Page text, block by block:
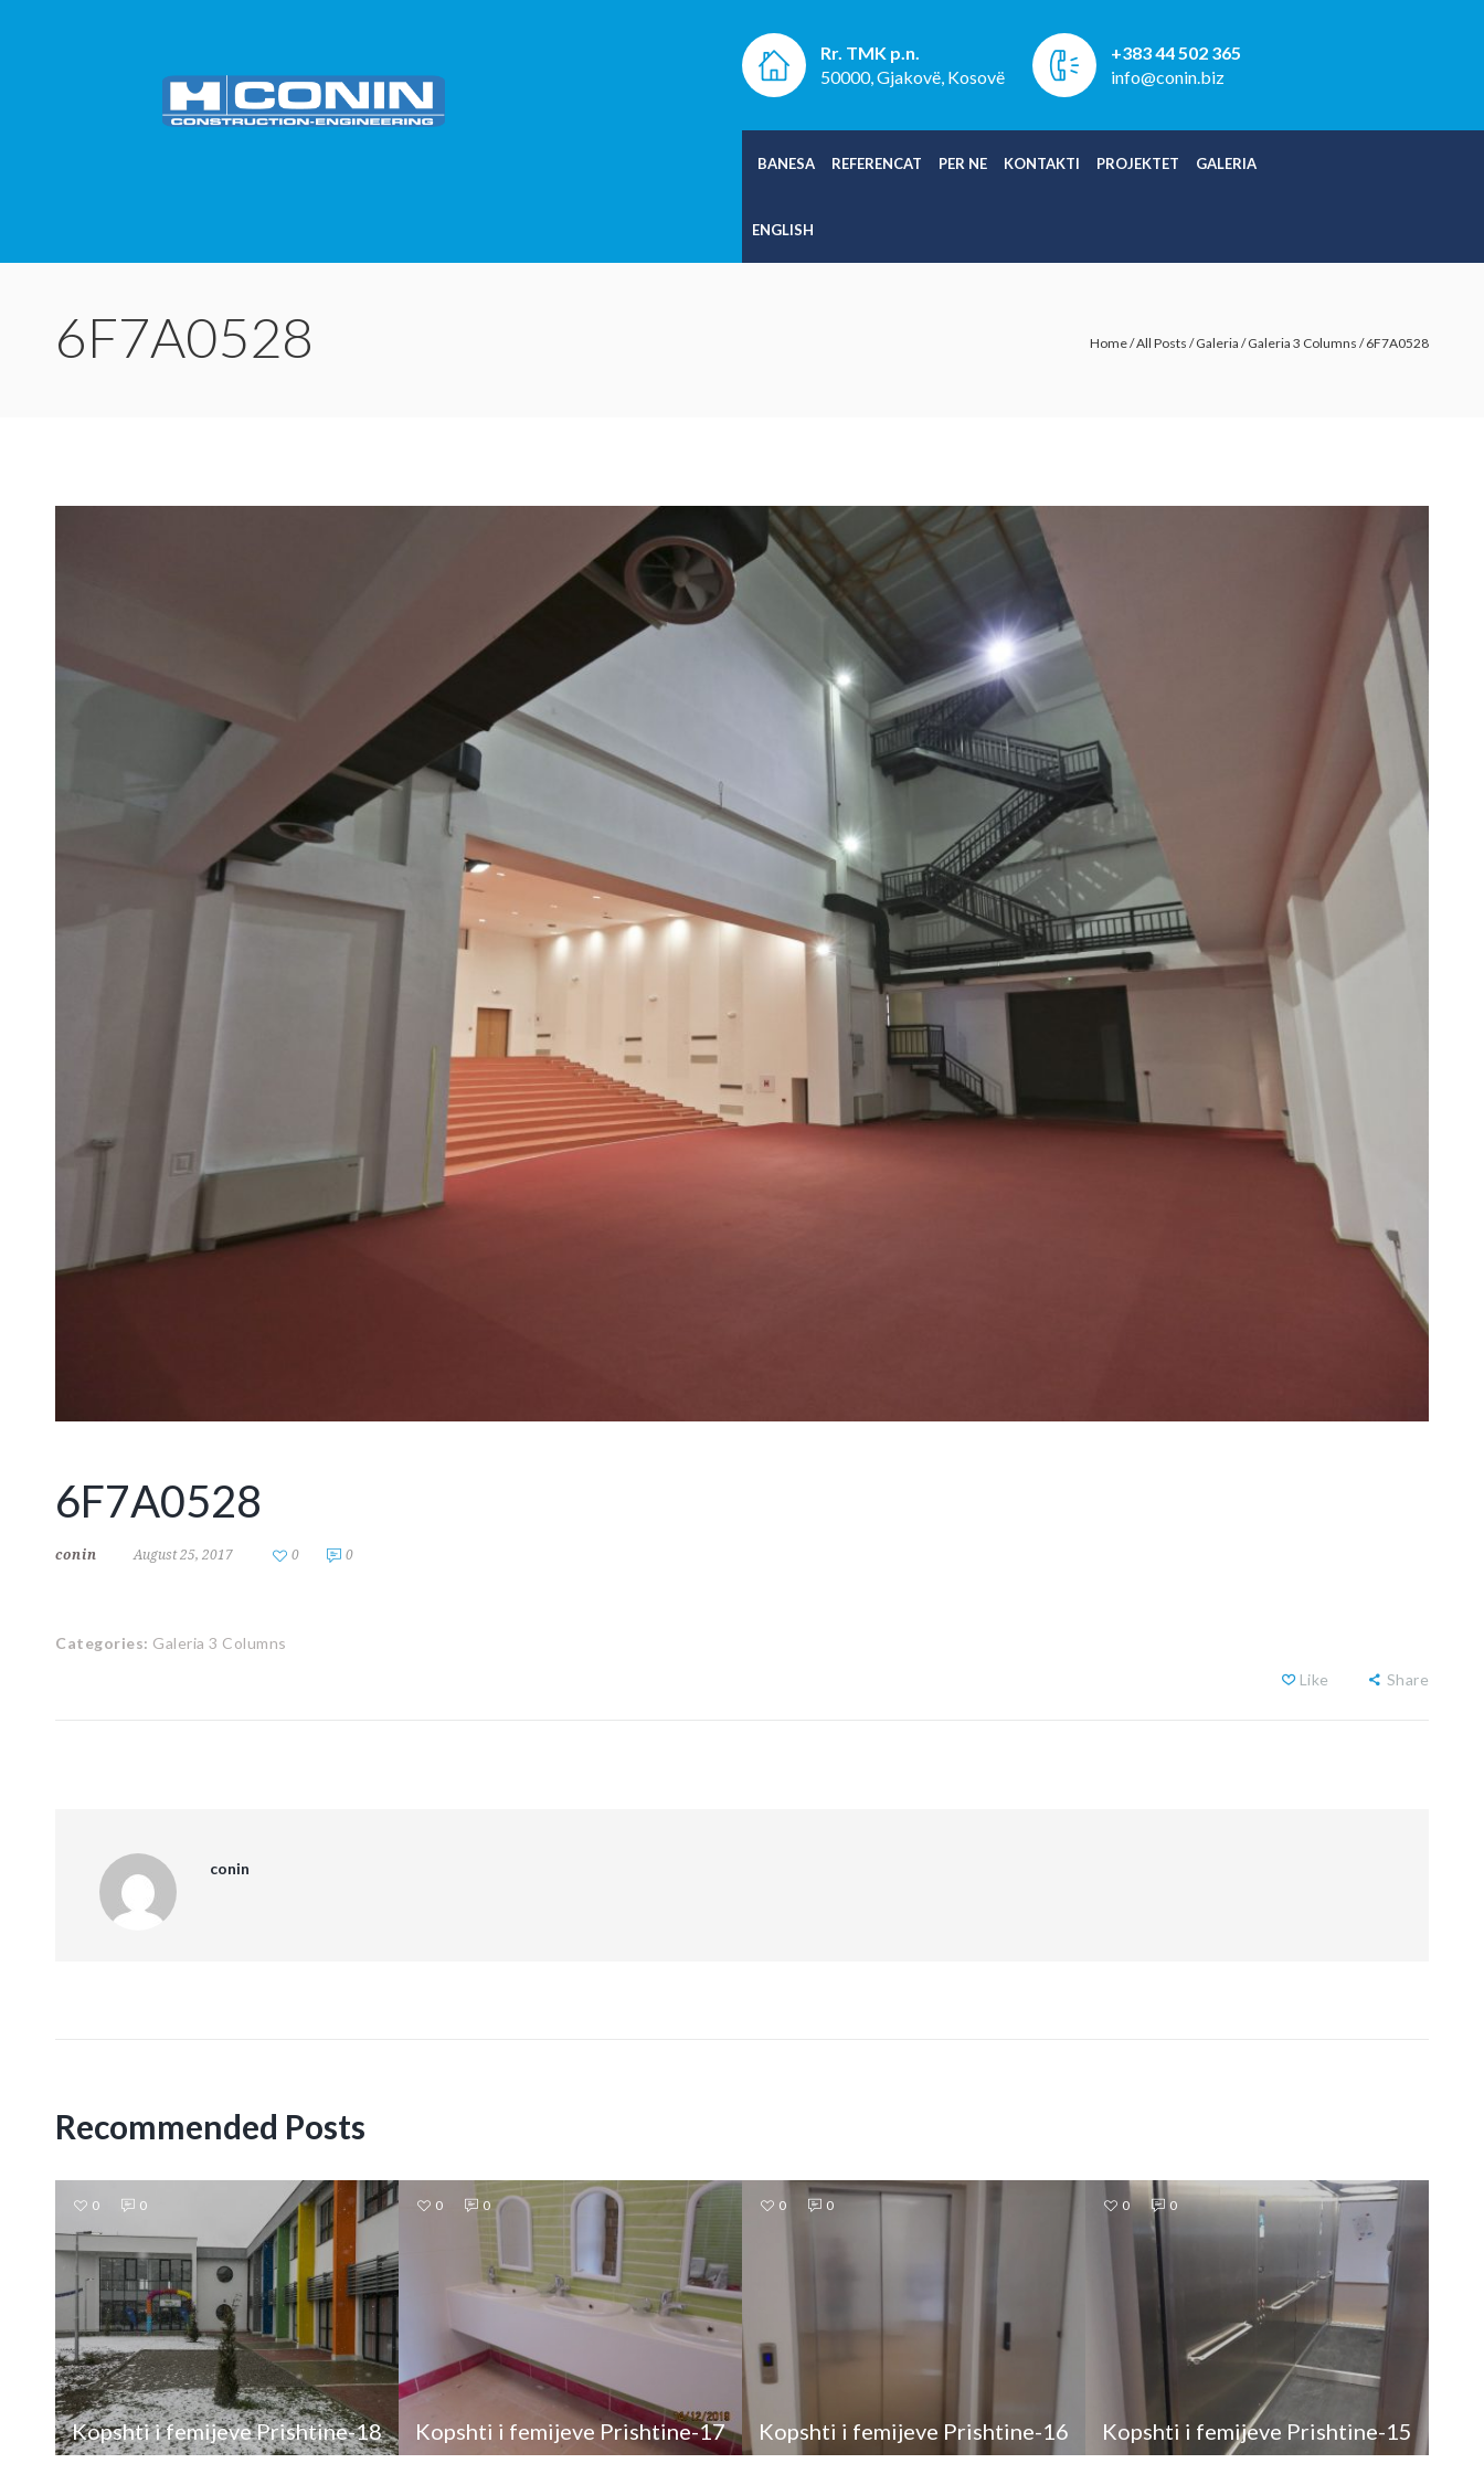
Rr. TMK p.n.
50000, Gjakovë, Kosovë
+383 44 502 365
info@conin.biz
BANESA REFERENCAT PER NE KONTAKTI PROJEKTET GALERIA
ENGLISH
Home/All Posts /Galeria /Galeria 3 Columns /6F7A0528
6F7A0528
6F7A0528
conin August 25, 2017 0 0
Categories: Galeria 3 Columns
Like
Share
conin
Recommended Posts
0 0
Kopshti i femijeve Prishtine-18
0 0
Kopshti i femijeve Prishtine-17
0 0
Kopshti i femijeve Prishtine-16
0 0
Kopshti i femijeve Prishtine-15